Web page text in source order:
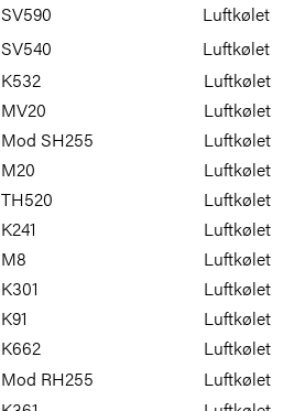
SV590
Luftkølet
SV540
Luftkølet
K532
Luftkølet
MV20
Luftkølet
Mod SH255
Luftkølet
M20
Luftkølet
TH520
Luftkølet
K241
Luftkølet
M8
Luftkølet
K301
Luftkølet
K91
Luftkølet
K662
Luftkølet
Mod RH255
Luftkølet